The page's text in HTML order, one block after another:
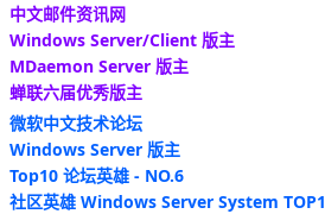
中文邮件资讯网
Windows Server/Client 版主
MDaemon Server 版主
蝉联六届优秀版主
微软中文技术论坛
Windows Server 版主
Top10 论坛英雄 - NO.6
社区英雄 Windows Server System TOP1